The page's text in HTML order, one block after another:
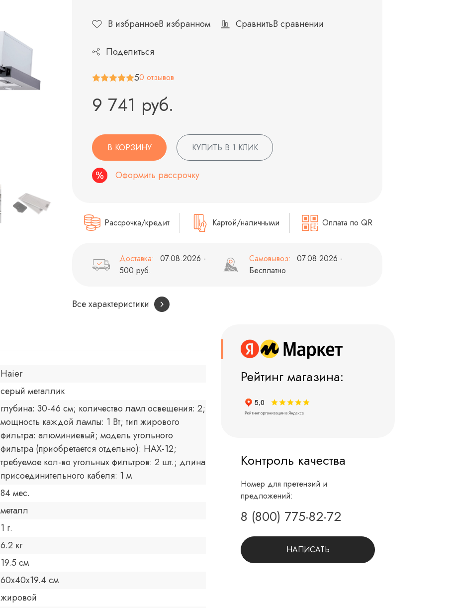
В избранноеВ избранном СравнитьВ сравнении
Поделиться
50 отзывов
9 741 руб.
В КОРЗИНУ КУПИТЬ В 1 КЛИК
Оформить рассрочку
Рассрочка/кредит Картой/наличными Оплата по QR
Доставка:
07.08.2026 -
500 руб.
Самовывоз:
07.08.2026 -
Бесплатно
Все характеристики
Рейтинг магазина:
Контроль качества
Номер для претензий и
предложений:
8 (800) 775-82-72
НАПИСАТЬ
Haier
серый металлик
глубина: 30-46 см; количество ламп освещения: 2;
мощность каждой лампы: 1 Вт; тип жирового
фильтра: алюминиевый; модель угольного
фильтра (приобретается отдельно): HAX-12;
требуемое кол-во угольных фильтров: 2 шт.; длина
присоединительного кабеля: 1 м
84 мес.
металл
1 г.
6.2 кг
19.5 см
60x40x19.4 см
жировой